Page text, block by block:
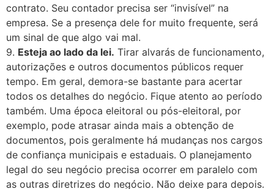
contrato. Seu contador precisa ser “invisível” na
empresa. Se a presença dele for muito frequente, será
um sinal de que algo vai mal.
9. Esteja ao lado da lei. Tirar alvarás de funcionamento,
autorizações e outros documentos públicos requer
tempo. Em geral, demora-se bastante para acertar
todos os detalhes do negócio. Fique atento ao período
também. Uma época eleitoral ou pós-eleitoral, por
exemplo, pode atrasar ainda mais a obtenção de
documentos, pois geralmente há mudanças nos cargos
de confiança municipais e estaduais. O planejamento
legal do seu negócio precisa ocorrer em paralelo com
as outras diretrizes do negócio. Não deixe para depois.